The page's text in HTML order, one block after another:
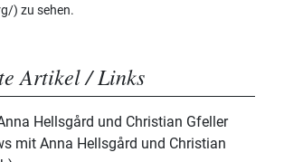
) zu sehen.
Artikel / Links
Hellsgård und Christian Gfeller
mit Anna Hellsgård und Christian